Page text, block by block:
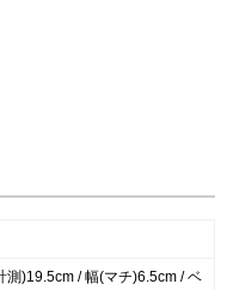
測)19.5cm / 幅(マチ)6.5cm / ベ